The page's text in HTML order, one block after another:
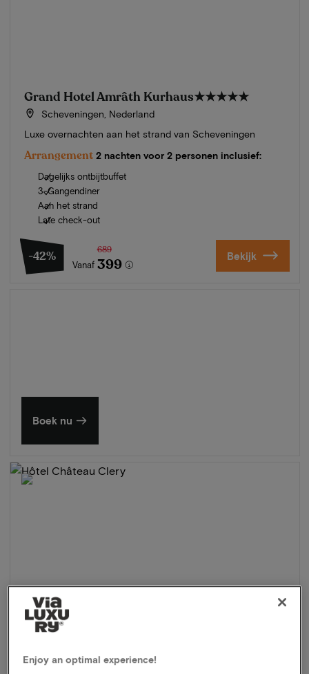
Grand Hotel Amrâth Kurhaus★★★★★
Scheveningen, Nederland
Luxe overnachten aan het strand van Scheveningen
Arrangement 2 nachten voor 2 personen inclusief:
Dagelijks ontbijtbuffet
3-Gangendiner
Aan het strand
Late check-out
-42%
Vanaf
689
399 Bekijk
Boek nu
Enjoy an optimal experience!